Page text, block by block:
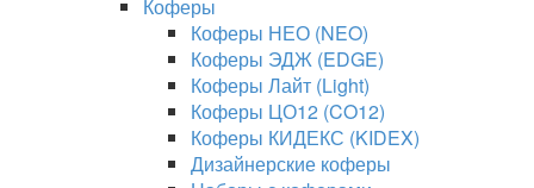
Коферы
Коферы НЕО (NEO)
Коферы ЭДЖ (EDGE)
Коферы Лайт (Light)
Коферы ЦО12 (CO12)
Коферы КИДЕКС (KIDEX)
Дизайнерские коферы